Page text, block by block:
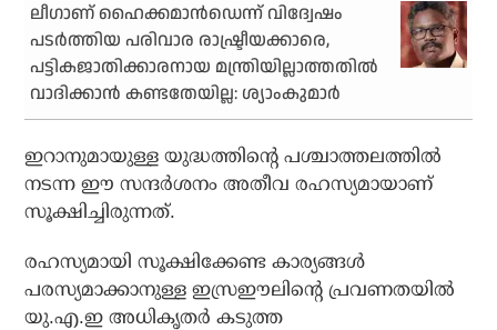
ലീഗാണ് ഹൈക്കമാന്‍ഡെന്ന് വിദ്വേഷം
പടര്‍ത്തിയ പരിവാര രാഷ്ട്രീയക്കാരെ,
പട്ടികജാതിക്കാരനായ മന്ത്രിയില്ലാത്തതില്‍
വാദിക്കാന്‍ കണ്ടതേയില്ല: ശ്യാംകുമാര്‍
ഇറാനുമായുള്ള യുദ്ധത്തിന്റെ പശ്ചാത്തലത്തില്‍
നടന്ന ഈ സന്ദര്‍ശനം അതീവ രഹസ്യമായാണ്
സൂക്ഷിച്ചിരുന്നത്.
രഹസ്യമായി സൂക്ഷിക്കേണ്ട കാര്യങ്ങള്‍
പരസ്യമാക്കാനുള്ള ഇസ്രഈലിന്റെ പ്രവണതയില്‍
യു.എ.ഇ അധികൃതര്‍ കടുത്ത